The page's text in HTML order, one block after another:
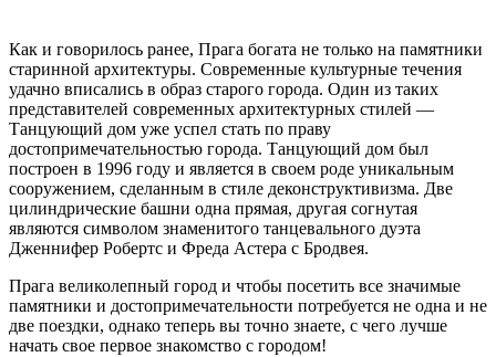
Как и говорилось ранее, Прага богата не только на памятники
старинной архитектуры. Современные культурные течения
удачно вписались в образ старого города. Один из таких
представителей современных архитектурных стилей —
Танцующий дом уже успел стать по праву
достопримечательностью города. Танцующий дом был
построен в 1996 году и является в своем роде уникальным
сооружением, сделанным в стиле деконструктивизма. Две
цилиндрические башни одна прямая, другая согнутая
являются символом знаменитого танцевального дуэта
Дженнифер Робертс и Фреда Астера с Бродвея.
Прага великолепный город и чтобы посетить все значимые
памятники и достопримечательности потребуется не одна и не
две поездки, однако теперь вы точно знаете, с чего лучше
начать свое первое знакомство с городом!